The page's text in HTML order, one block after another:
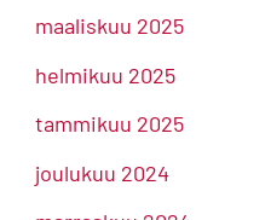
maaliskuu 2025
helmikuu 2025
tammikuu 2025
joulukuu 2024